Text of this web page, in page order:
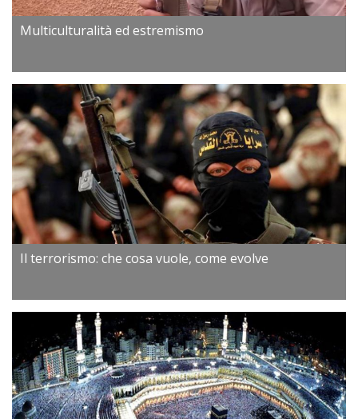
Multiculturalità ed estremismo
Il terrorismo: che cosa vuole, come evolve